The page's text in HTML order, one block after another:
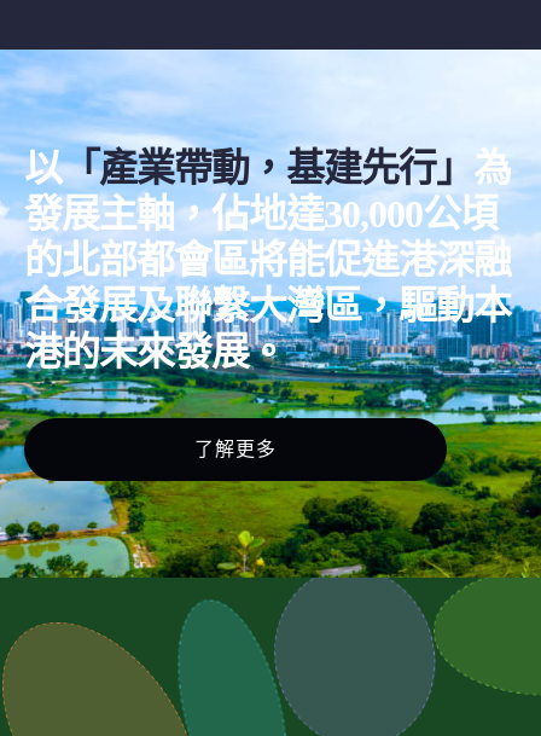
以「產業帶動，基建先行」 為
發展主軸，佔地達30,000公頃
的北部都會區將能促進港深融
合發展及聯繫大灣區，驅動本
港的未來發展。
了解更多